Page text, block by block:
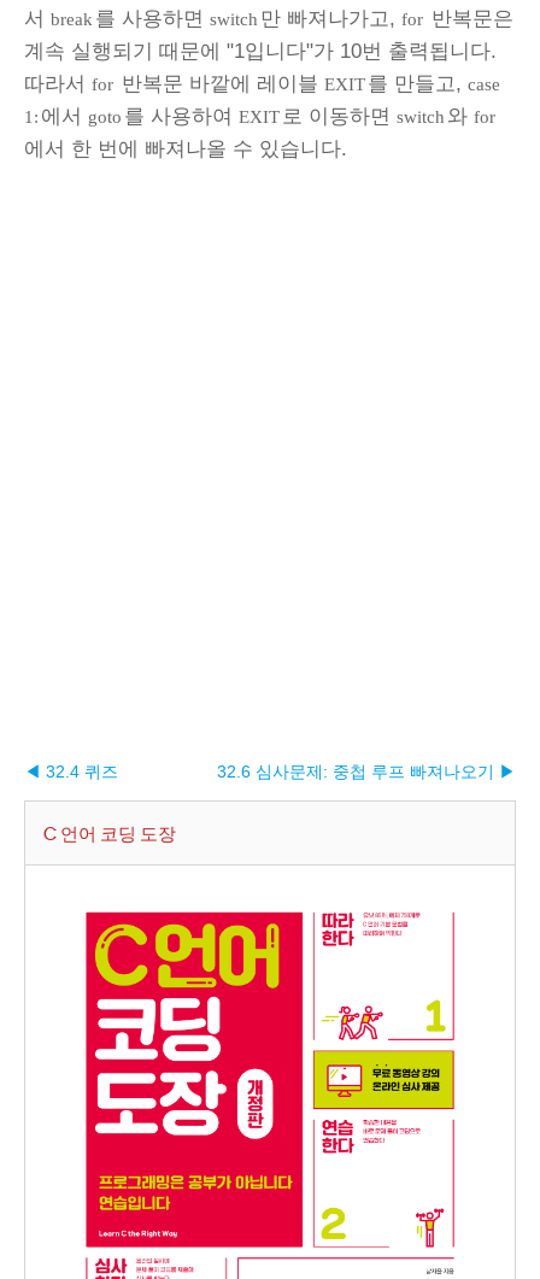
서 break 를 사용하면 switch 만 빠져나가고, for 반복문은
계속 실행되기 때문에 "1입니다"가 10번 출력됩니다.
따라서 for 반복문 바깥에 레이블 EXIT를 만들고, case
1: 에서 goto 를 사용하여 EXIT로 이동하면 switch 와 for
에서 한 번에 빠져나올 수 있습니다.
◀ 32.4 퀴즈 32.6 심사문제: 중첩 루프 빠져나오기 ▶︎
C 언어 코딩 도장